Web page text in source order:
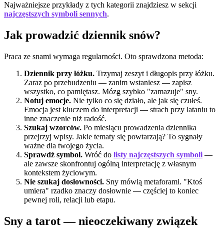
Najważniejsze przykłady z tych kategorii znajdziesz w sekcji
najczęstszych symboli sennych.
Jak prowadzić dziennik snów?
Praca ze snami wymaga regularności. Oto sprawdzona metoda:
Dziennik przy łóżku. Trzymaj zeszyt i długopis przy łóżku.
Zaraz po przebudzeniu — zanim wstaniesz — zapisz
wszystko, co pamiętasz. Mózg szybko "zamazuje" sny.
Notuj emocje. Nie tylko co się działo, ale jak się czułeś.
Emocja jest kluczem do interpretacji — strach przy lataniu to
inne znaczenie niż radość.
Szukaj wzorców. Po miesiącu prowadzenia dziennika
przejrzyj wpisy. Jakie tematy się powtarzają? To sygnały
ważne dla twojego życia.
Sprawdź symbol. Wróć do listy najczęstszych symboli —
ale zawsze skonfrontuj ogólną interpretację z własnym
kontekstem życiowym.
Nie szukaj dosłowności. Sny mówią metaforami. "Ktoś
umiera" rzadko znaczy dosłownie — częściej to koniec
pewnej roli, relacji lub etapu.
Sny a tarot — nieoczekiwany związek